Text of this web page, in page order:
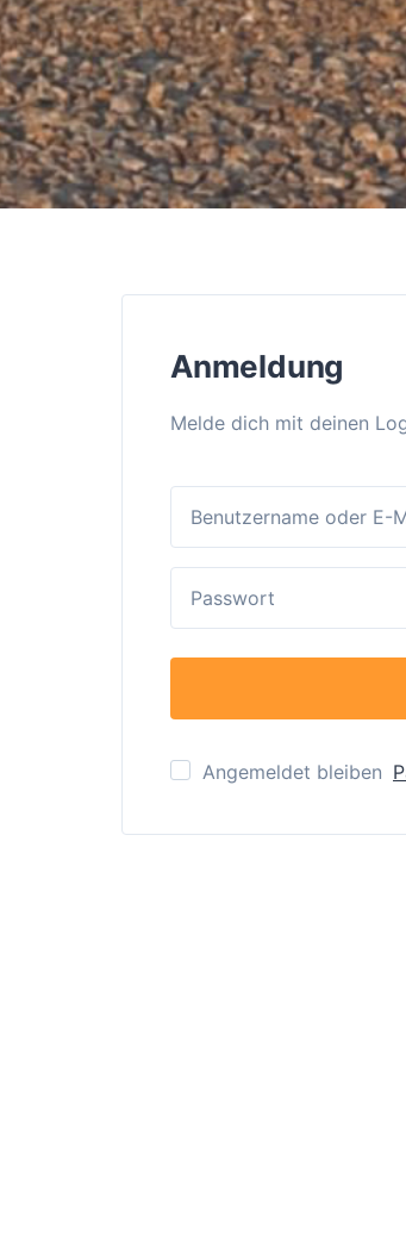
Anmeldung
Melde dich mit deinen
Angemeldet bleiben